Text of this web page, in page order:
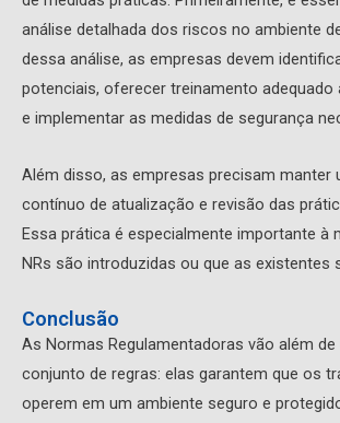
análise detalhada dos riscos no ambiente
dessa análise, as empresas devem
potenciais, oferecer treinamento
e implementar as medidas de segurança
Além disso, as empresas precisam manter
contínuo de atualização e revisão das
Essa prática é especialmente importante à
NRs são introduzidas ou que as existentes
Conclusão
As Normas Regulamentadoras vão além
conjunto de regras: elas garantem que os
operem em um ambiente seguro e